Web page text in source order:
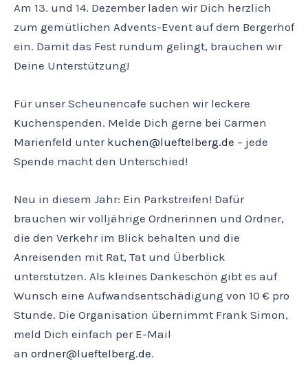
Am 13. und 14. Dezember laden wir Dich herzlich
zum gemütlichen Advents-Event auf dem Bergerhof
ein. Damit das Fest rundum gelingt, brauchen wir
Deine Unterstützung!
Für unser Scheunencafe suchen wir leckere
Kuchenspenden. Melde Dich gerne bei Carmen
Marienfeld unter kuchen@lueftelberg.de – jede
Spende macht den Unterschied!
Neu in diesem Jahr: Ein Parkstreifen! Dafür
brauchen wir volljährige Ordnerinnen und Ordner,
die den Verkehr im Blick behalten und die
Anreisenden mit Rat, Tat und Überblick
unterstützen. Als kleines Dankeschön gibt es auf
Wunsch eine Aufwandsentschädigung von 10 € pro
Stunde. Die Organisation übernimmt Frank Simon,
meld Dich einfach per E-Mail
an ordner@lueftelberg.de.